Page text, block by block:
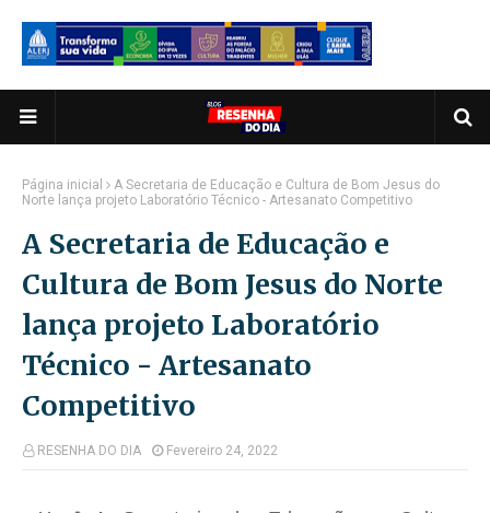
Página inicial
A Secretaria de Educação e Cultura de Bom Jesus do
Norte lança projeto Laboratório Técnico - Artesanato Competitivo
A Secretaria de Educação e
Cultura de Bom Jesus do Norte
lança projeto Laboratório
Técnico - Artesanato
Competitivo
RESENHA DO DIA Fevereiro 24, 2022